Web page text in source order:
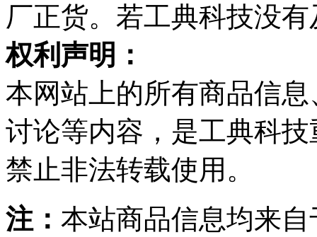
厂正货。若工典科技没
权利声明：
本网站上的所有商品信
讨论等内容，是工典科
禁止非法转载使用。
注： 本站商品信息均来